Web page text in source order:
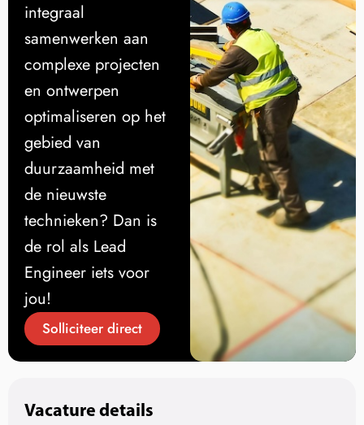
integraal
samenwerken aan
complexe projecten
en ontwerpen
optimaliseren op het
gebied van
duurzaamheid met
de nieuwste
technieken? Dan is
de rol als Lead
Engineer iets voor
jou!
Solliciteer direct
Vacature details